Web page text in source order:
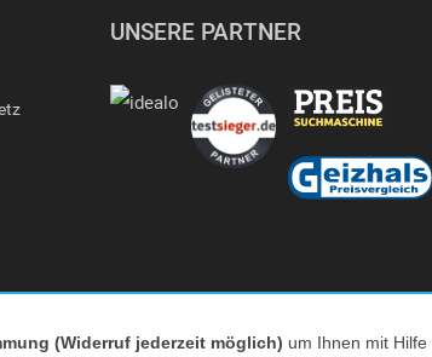
UNSERE PARTNER
(Widerruf jederzeit möglich) um Ihnen mit